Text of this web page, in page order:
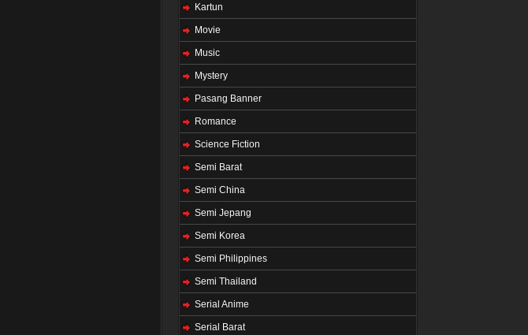
Kartun
Movie
Music
Mystery
Pasang Banner
Romance
Science Fiction
Semi Barat
Semi China
Semi Jepang
Semi Korea
Semi Philippines
Semi Thailand
Serial Anime
Serial Barat